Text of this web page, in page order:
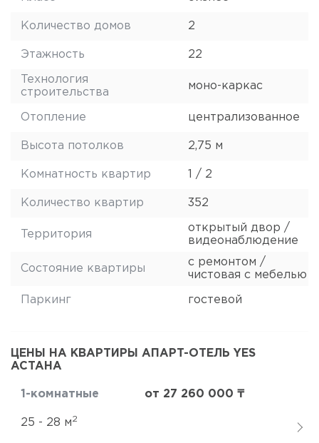
Количество домов 2
Этажность 22
Технология
строительства
моно-каркас
Отопление централизованное
Высота потолков 2,75 м
Комнатность квартир 1 / 2
Количество квартир 352
Территория
открытый двор /
видеонаблюдение
Состояние квартиры
с ремонтом /
чистовая с мебелью
Паркинг гостевой
ЦЕНЫ НА КВАРТИРЫ АПАРТ-ОТЕЛЬ YES
АСТАНА
1-комнатные от 27 260 000 ₸
25 - 28 м2